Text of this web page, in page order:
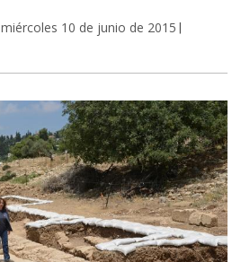
miércoles 10 de junio de 2015